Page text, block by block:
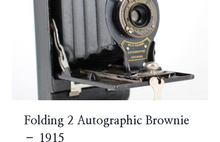
Folding 2 Autographic Brownie
– 1915